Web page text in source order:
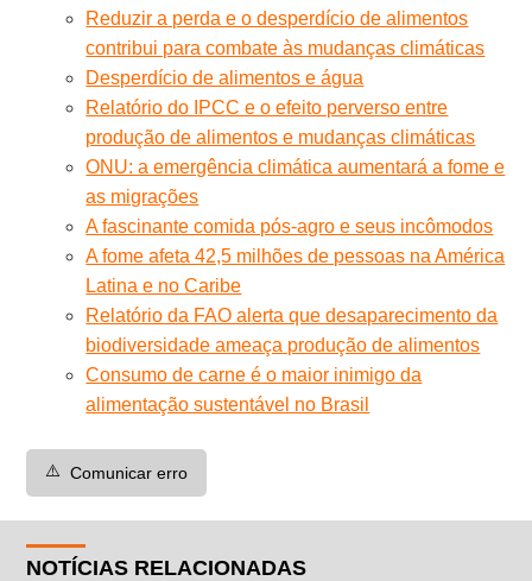
Reduzir a perda e o desperdício de alimentos
contribui para combate às mudanças climáticas
Desperdício de alimentos e água
Relatório do IPCC e o efeito perverso entre
produção de alimentos e mudanças climáticas
ONU: a emergência climática aumentará a fome e
as migrações
A fascinante comida pós-agro e seus incômodos
A fome afeta 42,5 milhões de pessoas na América
Latina e no Caribe
Relatório da FAO alerta que desaparecimento da
biodiversidade ameaça produção de alimentos
Consumo de carne é o maior inimigo da
alimentação sustentável no Brasil
⚠️ Comunicar erro
NOTÍCIAS RELACIONADAS